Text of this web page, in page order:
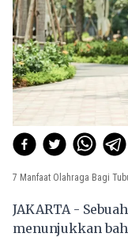
7 Manfaat Olahraga Bagi
JAKARTA -
menunjukkan